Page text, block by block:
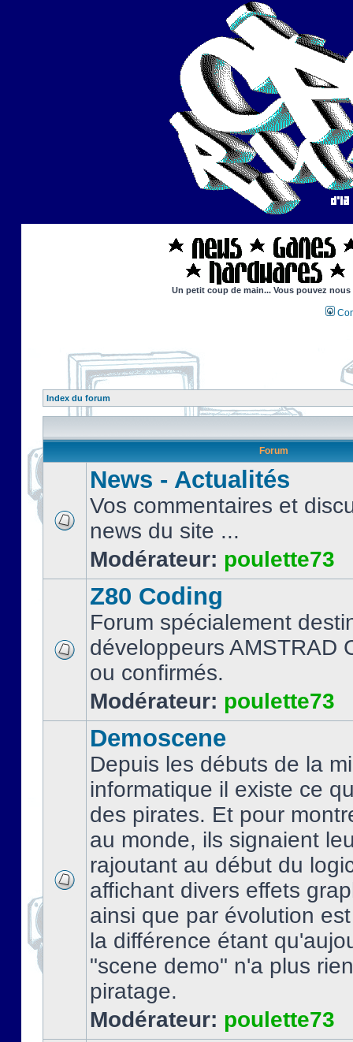
Un petit coup de main... Vous pouvez
Index du forum
Forum
News - Actualités
Vos commentaires et
news du site ...
Modérateur: poulette73
Z80 Coding
Forum spécialement
développeurs AMSTRAD
ou confirmés.
Modérateur: poulette73
Demoscene
Depuis les débuts de la
informatique il existe ce
des pirates. Et pour
au monde, ils signaient
rajoutant au début du
affichant divers effets
ainsi que par évolution
la différence étant
"scene demo" n'a plus
piratage.
Modérateur: poulette73